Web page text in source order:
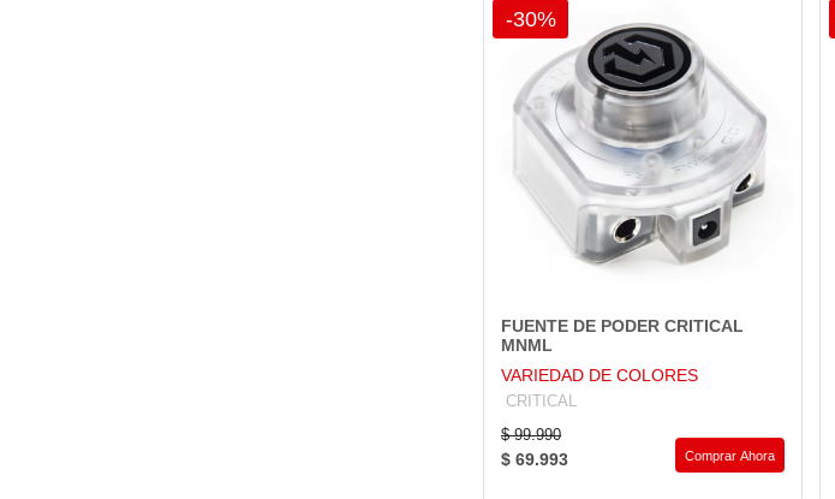
-30%
FUENTE DE PODER CRITICAL
MNML
VARIEDAD DE COLORES
CRITICAL
$ 99.990
$ 69.993 Comprar Ahora